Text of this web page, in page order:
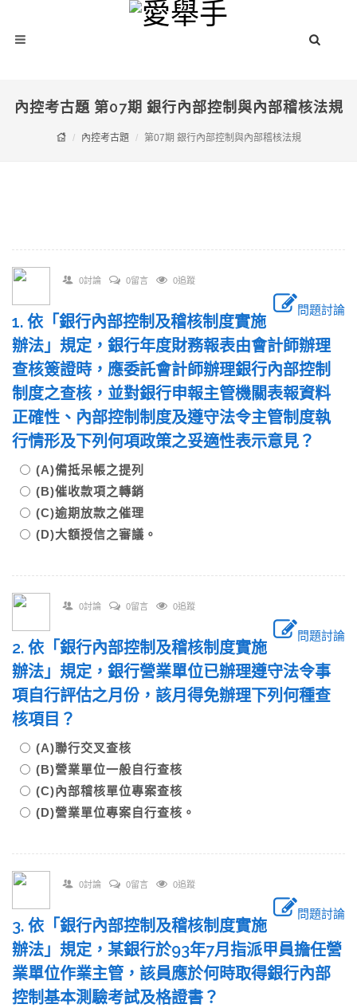
內控考古題 第07期 銀行內部控制與內部稽核法規
內控考古題 第07期 銀行內部控制與內部稽核法規
0討論 0留言 0追蹤
問題討論
1. 依「銀行內部控制及稽核制度實施
辦法」規定，銀行年度財務報表由會計師辦理
查核簽證時，應委託會計師辦理銀行內部控制
制度之查核，並對銀行申報主管機關表報資料
正確性、內部控制制度及遵守法令主管制度執
行情形及下列何項政策之妥適性表示意見？
(A)備抵呆帳之提列
(B)催收款項之轉銷
(C)逾期放款之催理
(D)大額授信之審議。
0討論 0留言 0追蹤
問題討論
2. 依「銀行內部控制及稽核制度實施
辦法」規定，銀行營業單位已辦理遵守法令事
項自行評估之月份，該月得免辦理下列何種查
核項目？
(A)聯行交叉查核
(B)營業單位一般自行查核
(C)內部稽核單位專案查核
(D)營業單位專案自行查核。
0討論 0留言 0追蹤
問題討論
3. 依「銀行內部控制及稽核制度實施
辦法」規定，某銀行於93年7月指派甲員擔任營
業單位作業主管，該員應於何時取得銀行內部
控制基本測驗考試及格證書？